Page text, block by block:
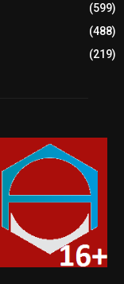
(599)
(488)
(219)